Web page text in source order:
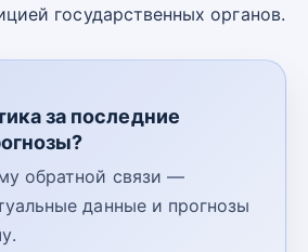
государственных органов.
за последние
обратной связи —
данные и прогнозы